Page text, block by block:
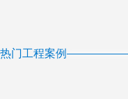
热门工程案例